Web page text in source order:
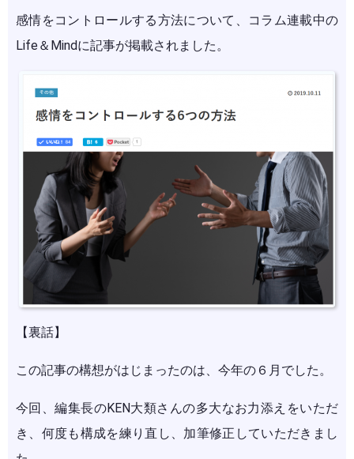
感情をコントロールする方法について、コラム連載中の
Life＆Mindに記事が掲載されました。
【裏話】
この記事の構想がはじまったのは、今年の６月でした。
今回、編集長のKEN大類さんの多大なお力添えをいただ
き、何度も構成を練り直し、加筆修正していただきまし